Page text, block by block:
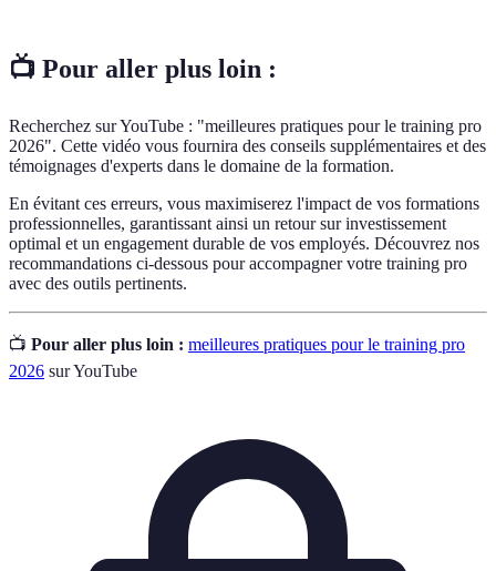
📺 Pour aller plus loin :
Recherchez sur YouTube : "meilleures pratiques pour le training pro
2026". Cette vidéo vous fournira des conseils supplémentaires et des
témoignages d'experts dans le domaine de la formation.
En évitant ces erreurs, vous maximiserez l'impact de vos formations
professionnelles, garantissant ainsi un retour sur investissement
optimal et un engagement durable de vos employés. Découvrez nos
recommandations ci-dessous pour accompagner votre training pro
avec des outils pertinents.
📺 Pour aller plus loin : meilleures pratiques pour le training pro
2026 sur YouTube